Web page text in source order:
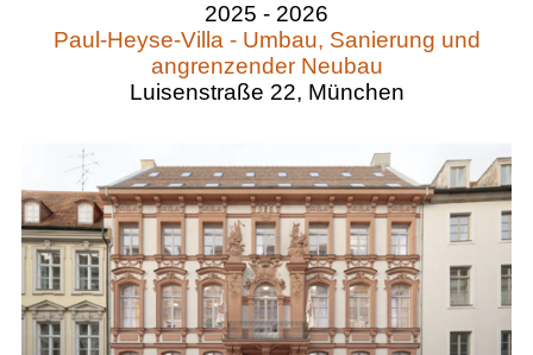
2025 - 2026
Paul-Heyse-Villa - Umbau, Sanierung und
angrenzender Neubau
Luisenstraße 22, München